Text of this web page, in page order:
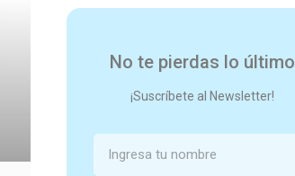
No te pierdas lo último
¡Suscríbete al Newsletter!